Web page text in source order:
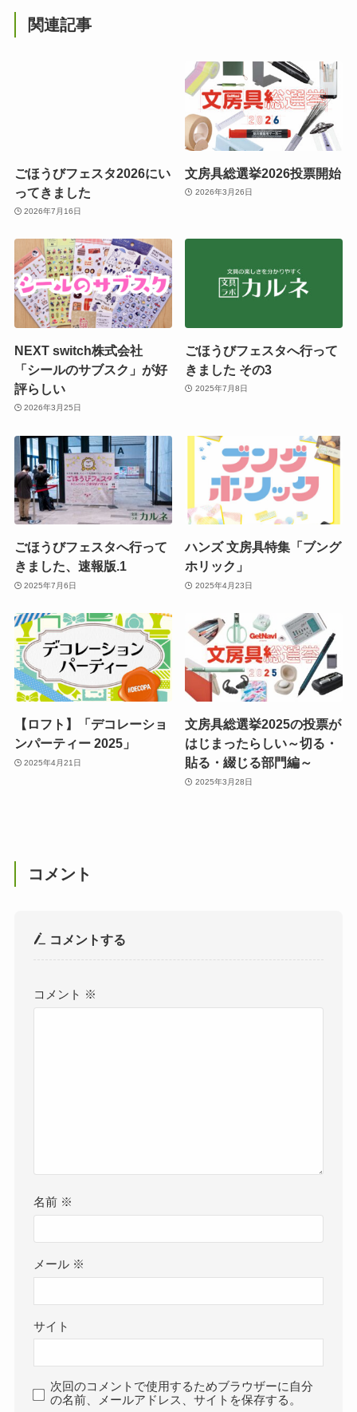
関連記事
ごほうびフェスタ2026にい
ってきました
2026年7月16日
文房具総選挙2026投票開始
2026年3月26日
NEXT switch株式会社
「シールのサブスク」が好
評らしい
2026年3月25日
ごほうびフェスタへ行って
きました その3
2025年7月8日
ごほうびフェスタへ行って
きました、速報版.1
2025年7月6日
ハンズ 文房具特集「ブング
ホリック」
2025年4月23日
【ロフト】「デコレーショ
ンパーティー 2025」
2025年4月21日
文房具総選挙2025の投票が
はじまったらしい～切る・
貼る・綴じる部門編～
2025年3月28日
コメント
コメントする
コメント ※
名前 ※
メール ※
サイト
次回のコメントで使用するためブラウザーに自分
の名前、メールアドレス、サイトを保存する。